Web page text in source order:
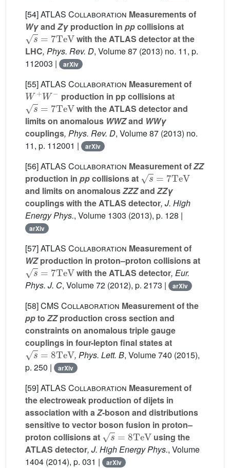
[54]ATLAS Collaboration Measurements of
Wγand Zγ production in ppcollisions at
s=7TeV
with the ATLAS detector at the
LHC, Phys. Rev. D, Volume 87 (2013) no. 11, p.
112003 |
arXiv
[55]ATLAS Collaboration Measurement of
W+W−
production in pp collisions at
s=7 TeV
with the ATLAS detector and
limits on anomalous WWZand WWγ
couplings, Phys. Rev. D, Volume 87 (2013) no.
11, p. 112001 |
arXiv
[56]ATLAS Collaboration Measurement ofZZ
production in ppcollisions at
s=7TeV
and limits on anomalousZZZand ZZγ
couplings with the ATLAS detector, J. High
Energy Phys., Volume 1303 (2013), p. 128 |
arXiv
[57]ATLAS Collaboration Measurement of
WZproduction in proton–proton collisions at
s=7TeV
with the ATLAS detector, Eur.
Phys. J. C, Volume 72 (2012), p. 2173 | arXiv
[58]CMS Collaboration Measurement of the
ppto ZZproduction cross section and
constraints on anomalous triple gauge
couplings in four-lepton final states at
s=8TeV
, Phys. Lett. B, Volume 740 (2015),
p. 250 |
arXiv
[59]ATLAS Collaboration Measurement of
the electroweak production of dijets in
association with aZ-boson and distributions
sensitive to vector boson fusion in proton–
proton collisions at
s=8TeV
using the
ATLAS detector, J. High Energy Phys., Volume
1404 (2014), p. 031 | arXiv